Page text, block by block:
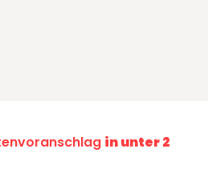
in unter 2